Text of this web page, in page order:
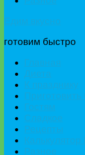
готовим быстро